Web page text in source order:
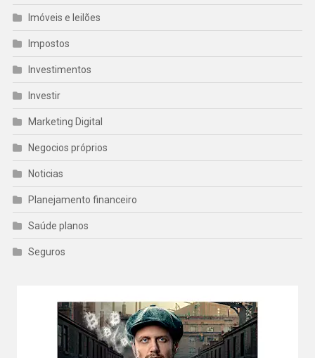
Imóveis e leilões
Impostos
Investimentos
Investir
Marketing Digital
Negocios próprios
Noticias
Planejamento financeiro
Saúde planos
Seguros